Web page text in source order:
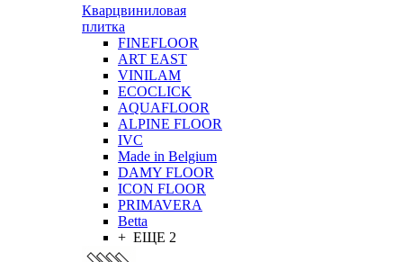
Кварцвиниловая
плитка
FINEFLOOR
ART EAST
VINILAM
ECOCLICK
AQUAFLOOR
ALPINE FLOOR
IVC
Made in Belgium
DAMY FLOOR
ICON FLOOR
PRIMAVERA
Betta
+ ЕЩЕ 2